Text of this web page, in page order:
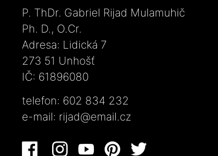
P. ThDr. Gabriel Rijad Mulamuhič
Ph. D., O.Cr.
Adresa: Lidická 7
273 51 Unhošť
IČ: 61896080
telefon: 602 834 232
e-mail: rijad@email.cz